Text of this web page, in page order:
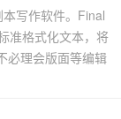
写作软件。Final
准格式化文本，将
必理会版面等编辑